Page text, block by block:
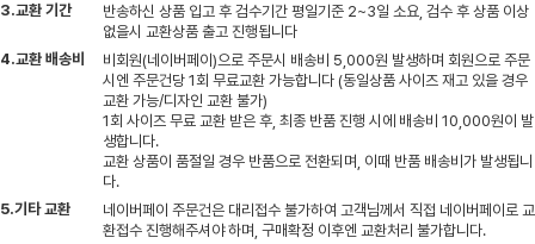
3.교환 기간
반송하신 상품 입고 후 검수기간 평일기준 2~3일 소요, 검수 후 상품 이상
없을시 교환상품 출고 진행됩니다
4.교환 배송비
비회원(네이버페이)으로 주문시 배송비 5,000원 발생하며 회원으로 주문
시엔 주문건당 1회 무료교환 가능합니다 (동일상품 사이즈 재고 있을 경우
교환 가능/디자인 교환 불가)
1회 사이즈 무료 교환 받은 후, 최종 반품 진행 시에 배송비 10,000원이 발
생합니다.
교환 상품이 품절일 경우 반품으로 전환되며, 이때 반품 배송비가 발생됩니
다.
5.기타 교환
네이버페이 주문건은 대리접수 불가하여 고객님께서 직접 네이버페이로 교
환접수 진행해주셔야 하며, 구매확정 이후엔 교환처리 불가합니다.